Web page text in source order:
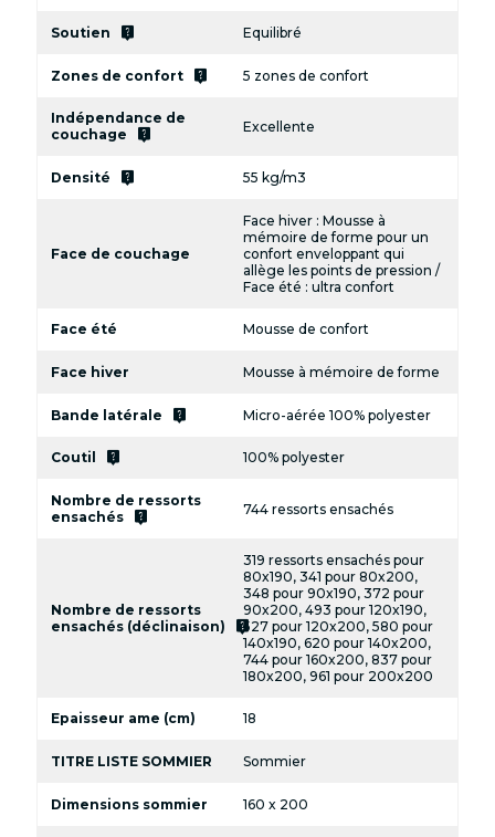
Soutien live_help Equilibré
Zones de confort live_help 5 zones de confort
Indépendance de
couchage
live_help Excellente
Densité live_help 55 kg/m3
Face de couchage
Face hiver : Mousse à
mémoire de forme pour un
confort enveloppant qui
allège les points de pression /
Face été : ultra confort
Face été Mousse de confort
Face hiver Mousse à mémoire de forme
Bande latérale live_help Micro-aérée 100% polyester
Coutil live_help 100% polyester
Nombre de ressorts
ensachés
live_help 744 ressorts ensachés
Nombre de ressorts
ensachés (déclinaison)
live_help
319 ressorts ensachés pour
80x190, 341 pour 80x200,
348 pour 90x190, 372 pour
90x200, 493 pour 120x190,
527 pour 120x200, 580 pour
140x190, 620 pour 140x200,
744 pour 160x200, 837 pour
180x200, 961 pour 200x200
Epaisseur ame (cm) 18
TITRE LISTE SOMMIER Sommier
Dimensions sommier 160 x 200